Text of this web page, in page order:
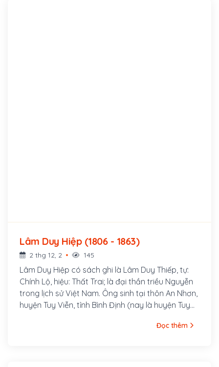
Lâm Duy Hiệp (1806 - 1863)
2 thg 12, 2 145
Lâm Duy Hiệp có sách ghi là Lâm Duy Thiếp, tự:
Chính Lộ, hiệu: Thất Trai; là đại thần triều Nguyễn
trong lịch sử Việt Nam. Ông sinh tại thôn An Nhơn,
huyện Tuy Viễn, tỉnh Bình Định (nay là huyện Tuy
thông minh, nhanh nhẹn. Năm 1828 đời Minh Mạng,
Đọc thêm